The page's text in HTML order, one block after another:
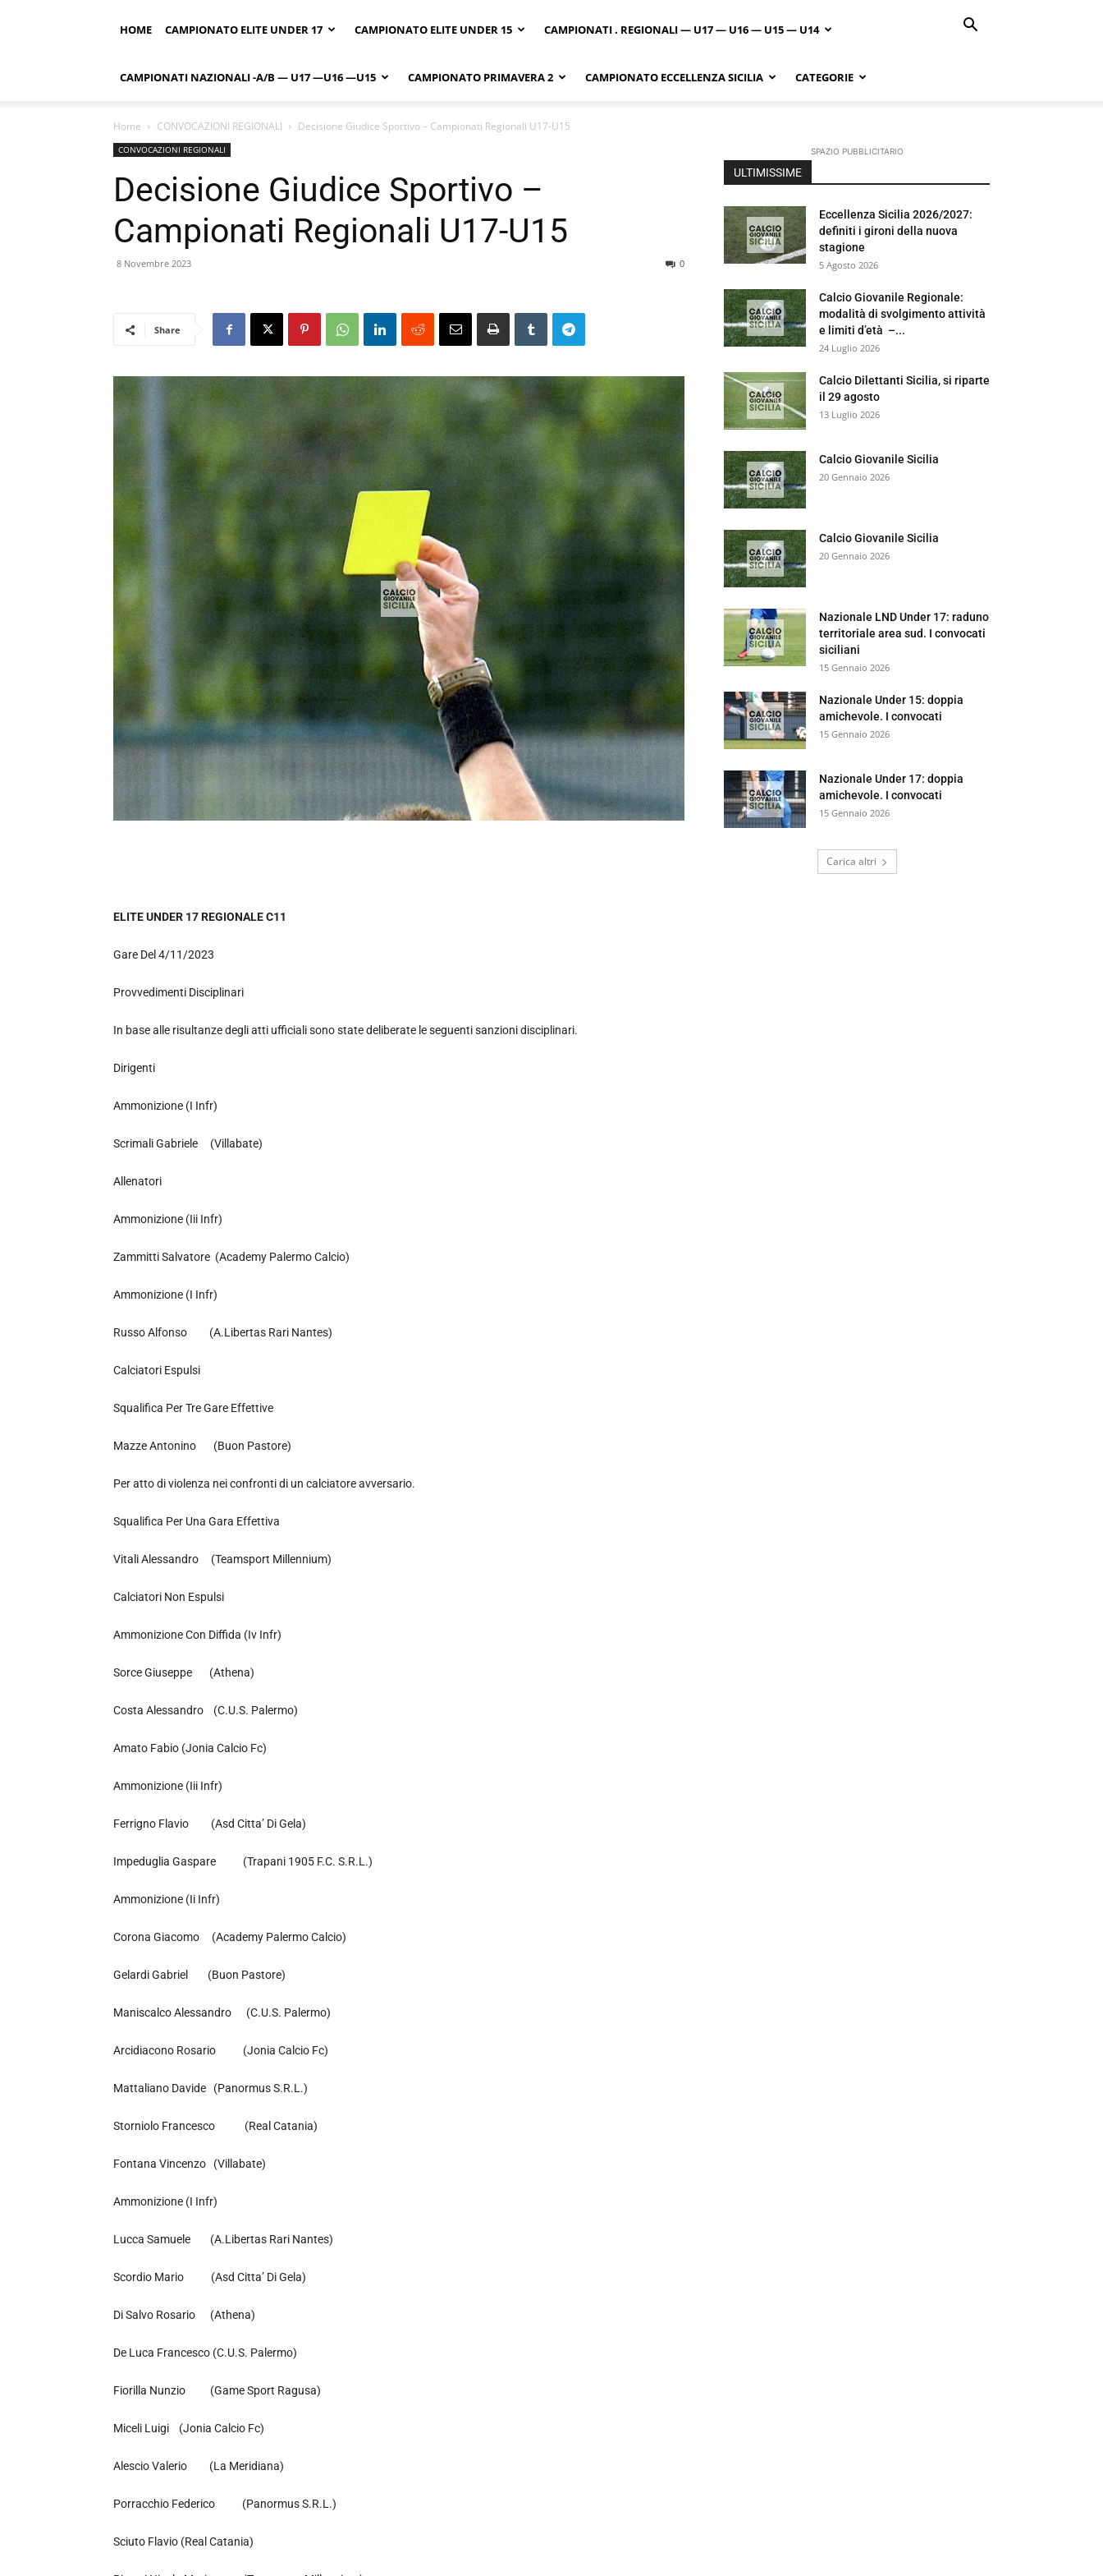
HOME CAMPIONATO ELITE UNDER 17 CAMPIONATO ELITE UNDER 15 CAMPIONATI . REGIONALI — U17 — U16 — U15 — U14
CAMPIONATI NAZIONALI -A/B — U17 —U16 —U15 CAMPIONATO PRIMAVERA 2 CAMPIONATO ECCELLENZA SICILIA CATEGORIE
Home CONVOCAZIONI REGIONALI Decisione Giudice Sportivo – Campionati Regionali U17-U15
CONVOCAZIONI REGIONALI
Decisione Giudice Sportivo –
Campionati Regionali U17-U15
8 Novembre 2023 0
Share
ELITE UNDER 17 REGIONALE C11
Gare Del 4/11/2023
Provvedimenti Disciplinari
In base alle risultanze degli atti ufficiali sono state deliberate le seguenti sanzioni disciplinari.
Dirigenti
Ammonizione (I Infr)
Scrimali Gabriele (Villabate)
Allenatori
Ammonizione (Iii Infr)
Zammitti Salvatore (Academy Palermo Calcio)
Ammonizione (I Infr)
Russo Alfonso (A.Libertas Rari Nantes)
Calciatori Espulsi
Squalifica Per Tre Gare Effettive
Mazze Antonino (Buon Pastore)
Per atto di violenza nei confronti di un calciatore avversario.
Squalifica Per Una Gara Effettiva
Vitali Alessandro (Teamsport Millennium)
Calciatori Non Espulsi
Ammonizione Con Diffida (Iv Infr)
Sorce Giuseppe (Athena)
Costa Alessandro (C.U.S. Palermo)
Amato Fabio (Jonia Calcio Fc)
Ammonizione (Iii Infr)
Ferrigno Flavio (Asd Citta’ Di Gela)
Impeduglia Gaspare (Trapani 1905 F.C. S.R.L.)
Ammonizione (Ii Infr)
Corona Giacomo (Academy Palermo Calcio)
Gelardi Gabriel (Buon Pastore)
Maniscalco Alessandro (C.U.S. Palermo)
Arcidiacono Rosario (Jonia Calcio Fc)
Mattaliano Davide (Panormus S.R.L.)
Storniolo Francesco (Real Catania)
Fontana Vincenzo (Villabate)
Ammonizione (I Infr)
Lucca Samuele (A.Libertas Rari Nantes)
Scordio Mario (Asd Citta’ Di Gela)
Di Salvo Rosario (Athena)
De Luca Francesco (C.U.S. Palermo)
Fiorilla Nunzio (Game Sport Ragusa)
Miceli Luigi (Jonia Calcio Fc)
Alescio Valerio (La Meridiana)
Porracchio Federico (Panormus S.R.L.)
Sciuto Flavio (Real Catania)
SPAZIO PUBBLICITARIO
ULTIMISSIME
Eccellenza Sicilia 2026/2027:
definiti i gironi della nuova
stagione
5 Agosto 2026
Calcio Giovanile Regionale:
modalità di svolgimento attività
e limiti d’età –...
24 Luglio 2026
Calcio Dilettanti Sicilia, si riparte
il 29 agosto
13 Luglio 2026
Calcio Giovanile Sicilia
20 Gennaio 2026
Calcio Giovanile Sicilia
20 Gennaio 2026
Nazionale LND Under 17: raduno
territoriale area sud. I convocati
siciliani
15 Gennaio 2026
Nazionale Under 15: doppia
amichevole. I convocati
15 Gennaio 2026
Nazionale Under 17: doppia
amichevole. I convocati
15 Gennaio 2026
Carica altri